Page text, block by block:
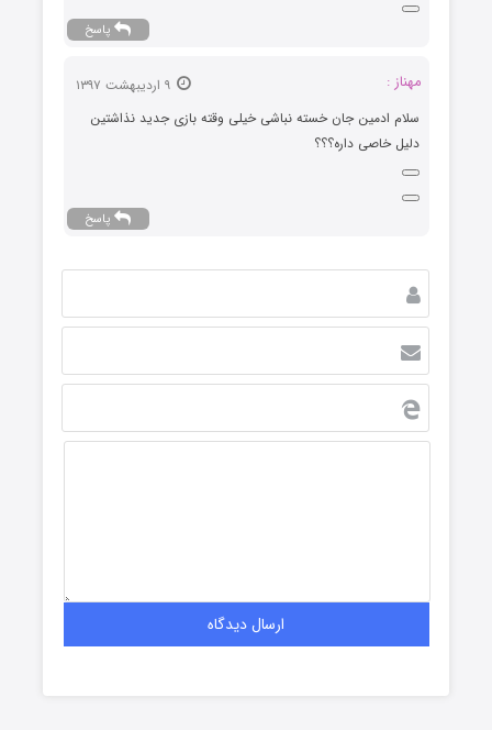
پاسخ
مهناز :
سلام ادمین جان خسته نباشی خیلی وقته بازی جدید نذاشتین
دلیل خاصی داره؟؟؟
پاسخ